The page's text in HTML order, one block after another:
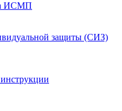
ИСМП
защиты (СИЗ)